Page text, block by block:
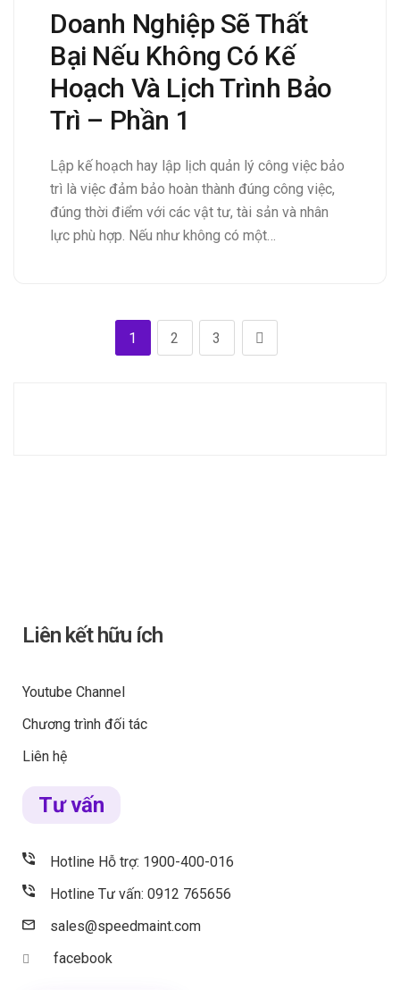
Doanh Nghiệp Sẽ Thất
Bại Nếu Không Có Kế
Hoạch Và Lịch Trình Bảo
Trì – Phần 1
Lập kế hoạch hay lập lịch quản lý công việc bảo
trì là việc đảm bảo hoàn thành đúng công việc,
đúng thời điểm với các vật tư, tài sản và nhân
lực phù hợp. Nếu như không có một…
1 2 3
Liên kết hữu ích
Youtube Channel
Chương trình đối tác
Liên hệ
Tư vấn
Hotline Hỗ trợ: 1900-400-016
Hotline Tư vấn: 0912 765656
sales@speedmaint.com
facebook